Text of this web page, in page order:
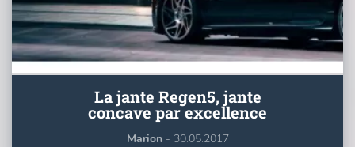
La jante Regen5, jante
concave par excellence
Marion - 30.05.2017